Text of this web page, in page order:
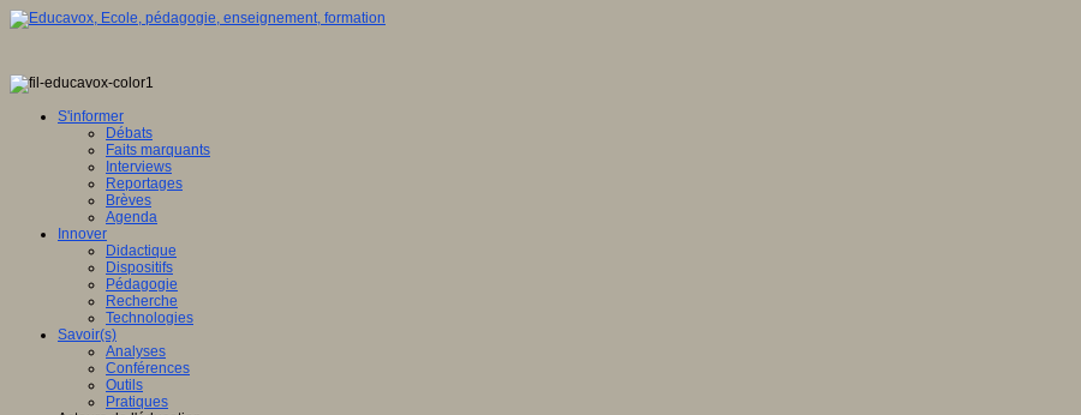
S'informer
Débats
Faits marquants
Interviews
Reportages
Brèves
Agenda
Innover
Didactique
Dispositifs
Pédagogie
Recherche
Technologies
Savoir(s)
Analyses
Conférences
Outils
Pratiques